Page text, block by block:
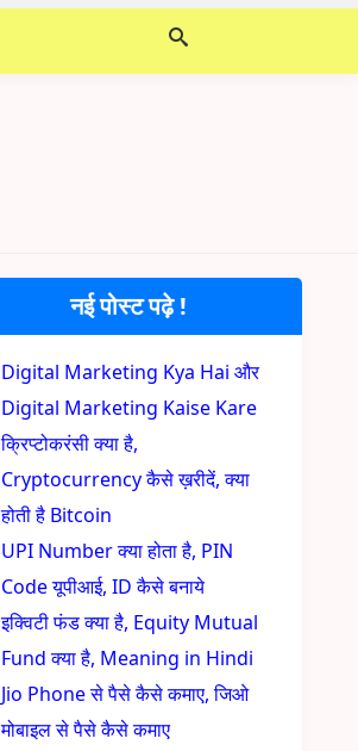
नई पोस्ट पढ़े !
Digital Marketing Kya Hai और
Digital Marketing Kaise Kare
क्रिप्टोकरंसी क्या है,
Cryptocurrency कैसे ख़रीदें, क्या
होती है Bitcoin
UPI Number क्या होता है, PIN
Code यूपीआई, ID कैसे बनाये
इक्विटी फंड क्या है, Equity Mutual
Fund क्या है, Meaning in Hindi
Jio Phone से पैसे कैसे कमाए, जिओ
मोबाइल से पैसे कैसे कमाए